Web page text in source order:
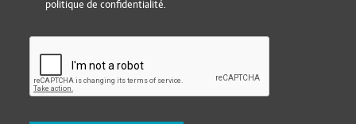
politique de confidentialité.